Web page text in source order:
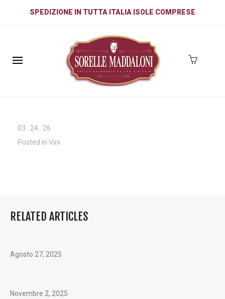
SPEDIZIONE IN TUTTA ITALIA ISOLE COMPRESE
03 24
26
Posted in Vini
RELATED ARTICLES
Agosto 27, 2025
Novembre 2, 2025